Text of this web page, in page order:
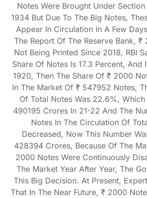
Notes Were Brought Under
1934 But Due To The Big Notes,
Appear In Circulation In A Few
The Report Of The Reserve Bank,
Not Being Printed Since 2018, RBI
Share Of Notes Is 17.3 Percent, And
1920, Then The Share Of ₹ 2000
In The Market Of ₹ 547952 Notes,
Of Total Notes Was 22.6%,
490195 Crores In 21-22 And The
Notes In The Circulation Of
Decreased, Now This Number
428394 Crores, Because Of The
2000 Notes Were Continuously
The Market Year After Year, The
This Big Decision. At Present,
That In The Near Future, ₹ 2000